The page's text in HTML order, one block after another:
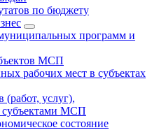
по бюджету
программ и
МСП
рабочих мест в субъектах
(работ, услуг),
субъектами МСП
состояние